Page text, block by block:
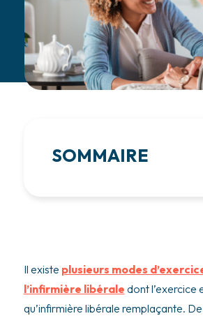
SOMMAIRE
Il existe plusieurs modes
l’infirmière libérale dont l’exercice
qu’infirmière libérale remplaçante.